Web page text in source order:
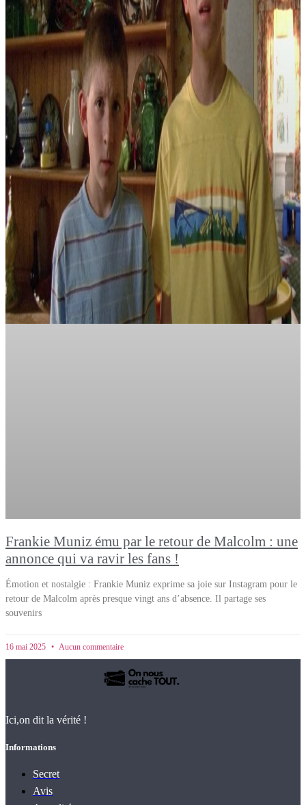
Frankie Muniz ému par le retour de Malcolm : une
annonce qui va ravir les fans !
Émotion et nostalgie : Frankie Muniz exprime sa joie sur Instagram pour le
retour de Malcolm après presque vingt ans d’absence. Il partage ses
souvenirs
16 mai 2025 Aucun commentaire
Ici,on dit la vérité !
Informations
Secret
Avis